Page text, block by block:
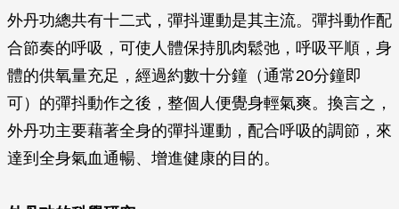
外丹功總共有十二式，彈抖運動是其主流。彈抖動作配
合節奏的呼吸，可使人體保持肌肉鬆弛，呼吸平順，身
體的供氧量充足，經過約數十分鐘（通常20分鐘即
可）的彈抖動作之後，整個人便覺身輕氣爽。換言之，
外丹功主要藉著全身的彈抖運動，配合呼吸的調節，來
達到全身氣血通暢、增進健康的目的。